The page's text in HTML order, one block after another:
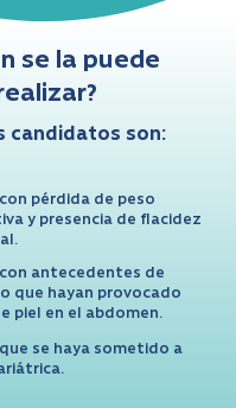
se la puede
candidatos son:
pérdida de peso
y presencia de flacidez
con antecedentes de
que hayan provocado
piel en el abdomen.
se haya sometido a